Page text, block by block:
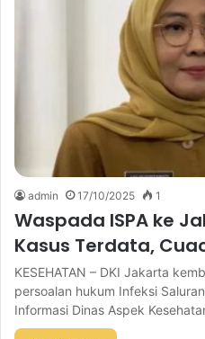
admin 17/10/2025 1
Waspada ISPA ke
Kasus Terdata,
KESEHATAN – DKI Jakarta
persoalan hukum Infeksi
Informasi Dinas Aspek